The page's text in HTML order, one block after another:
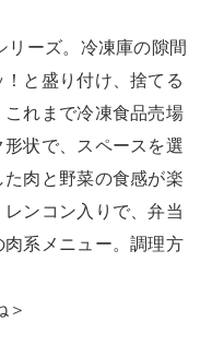
リーズ。冷凍庫の隙間
と盛り付け、捨てる
れまで冷凍食品売場
状で、スペースを選
肉と野菜の食感が楽
ンコン入りで、弁当
系メニュー。調理方
＞